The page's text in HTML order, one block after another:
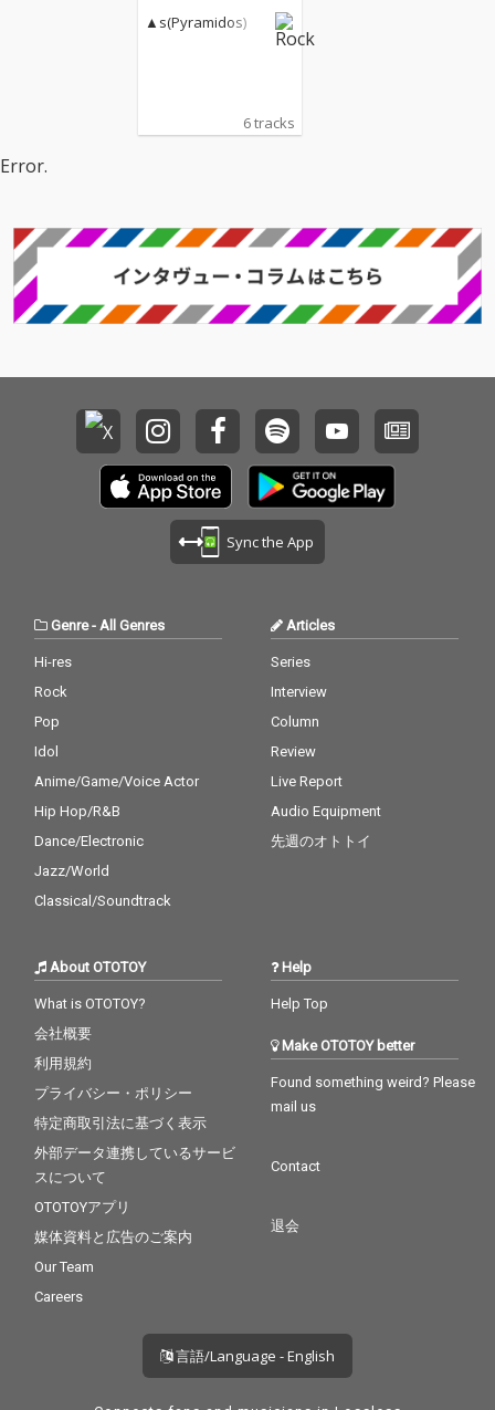
▲s(Pyramidos)
6 tracks
Error.
Sync the App
Genre- All Genres
Hi-res
Rock
Pop
Idol
Anime/Game/Voice Actor
Hip Hop/R&B
Dance/Electronic
Jazz/World
Classical/Soundtrack
Articles
Series
Interview
Column
Review
Live Report
Audio Equipment
先週のオトトイ
About OTOTOY
What is OTOTOY?
会社概要
利用規約
プライバシー・ポリシー
特定商取引法に基づく表示
外部データ連携しているサービ
スについて
OTOTOYアプリ
媒体資料と広告のご案内
Our Team
Careers
Help
Help Top
Make OTOTOY better
Found something weird? Please
mail us
Contact
退会
言語/Language - English